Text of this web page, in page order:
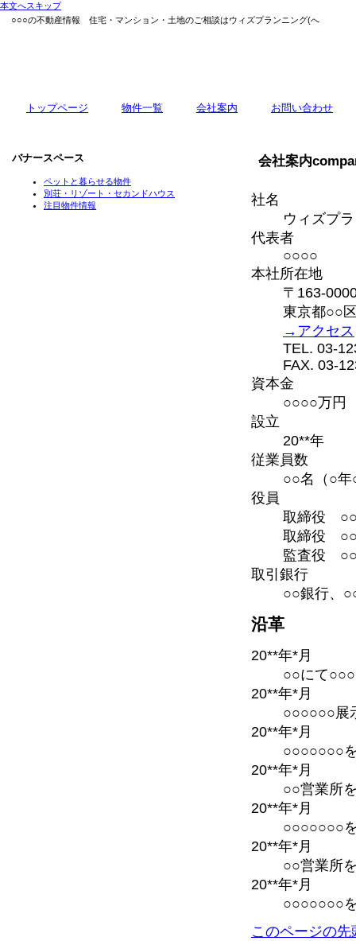
本文へスキップ
○○○の不動産情報 住宅・マンション・土地のご相談はウィズプランニング(へ
会社案内
社名
ウィズプ
代表者
○○○○
本社所在地
〒163-
東京都○○
→アクセス
TEL. 03-
FAX. 03-
資本金
○○○○万円
設立
20**年
従業員数
○○名（○年
役員
取締役
取締役
監査役
取引銀行
○○銀行、
沿革
20**年*月
○○にて
20**年*月
○○○○○○展
20**年*月
○○○○○○○
20**年*月
○○営業所
20**年*月
○○○○○○○
20**年*月
○○営業所
20**年*月
○○○○○○○
このページの先
トップページ 物件一覧 会社案内 お問い合わせ
バナースペース
ペットと暮らせる物件
別荘・リゾート・セカンドハウス
注目物件情報